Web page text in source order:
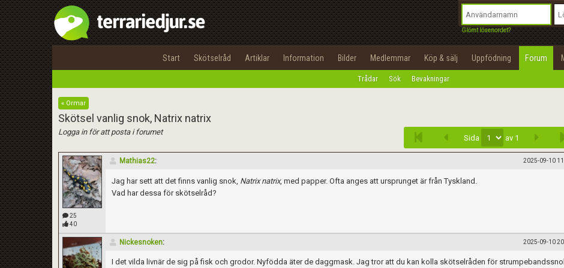
Glömt lösenordet?
Start Skötselråd Artiklar Information Bilder Medlemmar Köp & sälj Uppfödning Forum
Trådar Sök Bevakningar
« Ormar
Skötsel vanlig snok, Natrix natrix
Logga in för att posta i forumet
Sida av 1
25
40
Mathias22: 2025-09-10
Jag har sett att det finns vanlig snok, Natrix natrix, med papper. Ofta anges att ursprunget är från Tyskland.
Vad har dessa för skötselråd?
Nickesnoken: 2025-09-10
I det vilda livnär de sig på fisk och grodor. Nyfödda äter de daggmask. Jag tror att du kan kolla skötselråden för
Infoga
Utför
100%
OK
integritetspolicy
Namn:
Epost:
Privacy Policy
Terms of Service
Skapa konto
Begär nytt lösenord
Tillbaka till förstasidan